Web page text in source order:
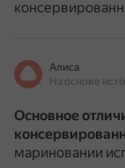
Алиса
Основное
мариновании